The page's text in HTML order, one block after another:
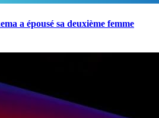
a épousé sa deuxième femme